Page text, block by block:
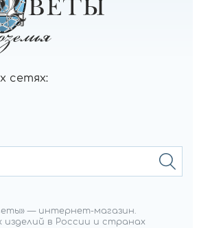
сетях:
— интернет-магазин.
изделий в России и странах